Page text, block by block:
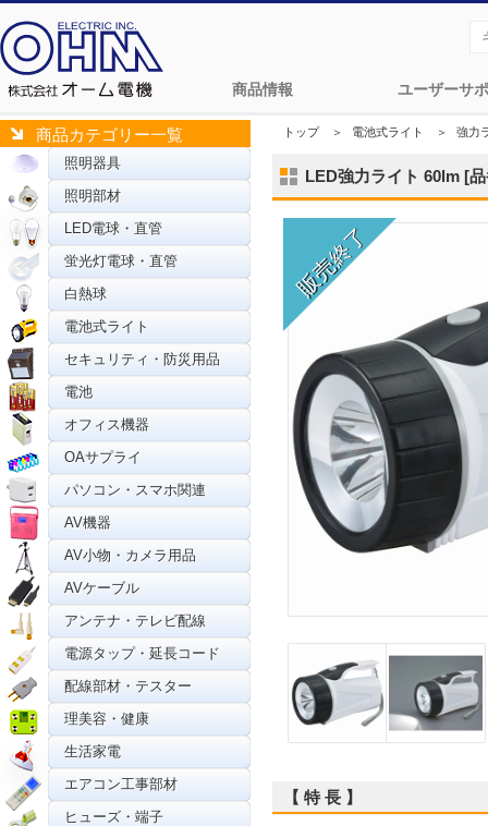
商品情報 ユーザーサ
商品カテゴリー一覧
照明器具
照明部材
LED電球・直管
蛍光灯電球・直管
白熱球
電池式ライト
セキュリティ・防災用品
電池
オフィス機器
OAサプライ
パソコン・スマホ関連
AV機器
AV小物・カメラ用品
AVケーブル
アンテナ・テレビ配線
電源タップ・延長コード
配線部材・テスター
理美容・健康
生活家電
エアコン工事部材
ヒューズ・端子
トップ＞ 電池式ライト ＞ 強力
LED強力ライト 60lm [
【 特 長 】